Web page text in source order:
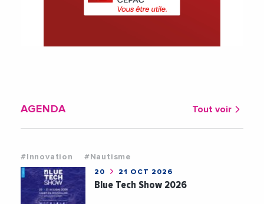
AGENDA Tout voir
#Innovation #Nautisme
20 21 OCT 2026
Blue Tech Show 2026